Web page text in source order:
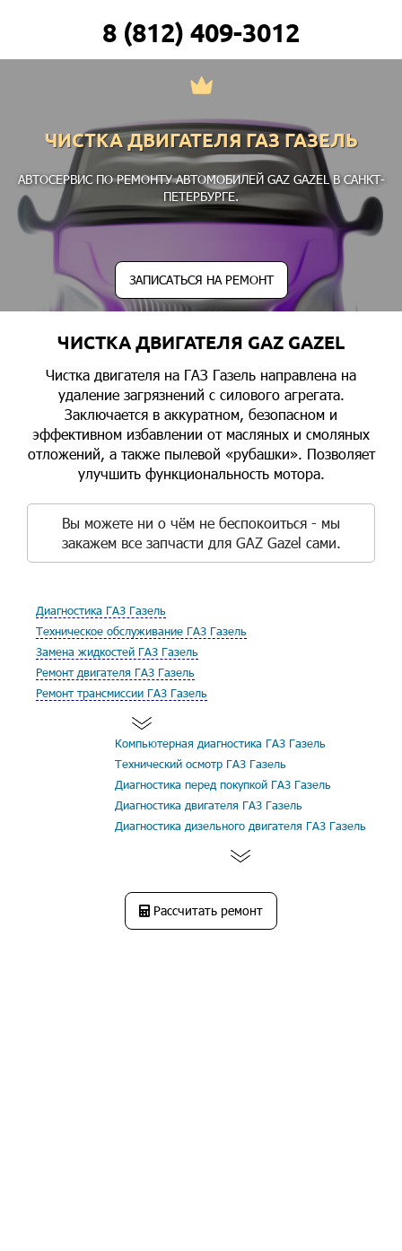
8 (812) 409-3012
ЧИСТКА ДВИГАТЕЛЯ ГАЗ ГАЗЕЛЬ
АВТОСЕРВИС ПО РЕМОНТУ АВТОМОБИЛЕЙ GAZ GAZEL В САНКТ-
ПЕТЕРБУРГЕ.
ЗАПИСАТЬСЯ НА РЕМОНТ
ЧИСТКА ДВИГАТЕЛЯ GAZ GAZEL
Чистка двигателя на ГАЗ Газель направлена на
удаление загрязнений с силового агрегата.
Заключается в аккуратном, безопасном и
эффективном избавлении от масляных и смоляных
отложений, а также пылевой «рубашки». Позволяет
улучшить функциональность мотора.
Вы можете ни о чём не беспокоиться - мы
закажем все запчасти для GAZ Gazel сами.
Диагностика ГАЗ Газель
Техническое обслуживание ГАЗ Газель
Замена жидкостей ГАЗ Газель
Ремонт двигателя ГАЗ Газель
Ремонт трансмиссии ГАЗ Газель
Компьютерная диагностика ГАЗ Газель
Технический осмотр ГАЗ Газель
Диагностика перед покупкой ГАЗ Газель
Диагностика двигателя ГАЗ Газель
Диагностика дизельного двигателя ГАЗ Газель
Рассчитать ремонт